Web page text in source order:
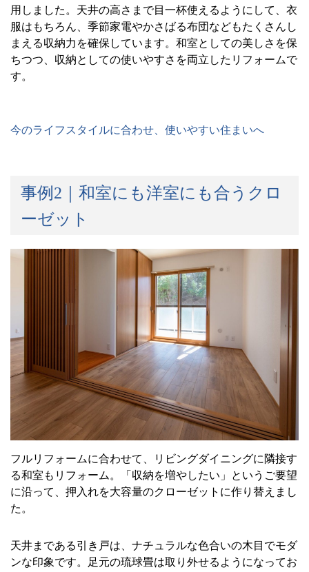
用しました。天井の高さまで目一杯使えるようにして、衣
服はもちろん、季節家電やかさばる布団などもたくさんし
まえる収納力を確保しています。和室としての美しさを保
ちつつ、収納としての使いやすさを両立したリフォームで
す。
今のライフスタイルに合わせ、使いやすい住まいへ
事例 2 ｜和室にも洋室にも合うクロ
ーゼット
フルリフォームに合わせて、リビングダイニングに隣接す
る和室もリフォーム。「収納を増やしたい」というご要望
に沿って、押入れを大容量のクローゼットに作り替えまし
た。
天井まである引き戸は、ナチュラルな色合いの木目でモダ
ンな印象です。足元の琉球畳は取り外せるようになってお